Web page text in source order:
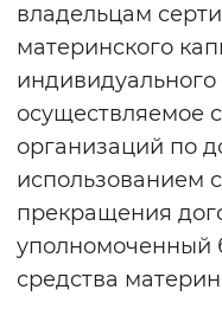
владельцам
материнского
осуществляемое
организаций по
использованием
прекращения
уполномоченный
средства